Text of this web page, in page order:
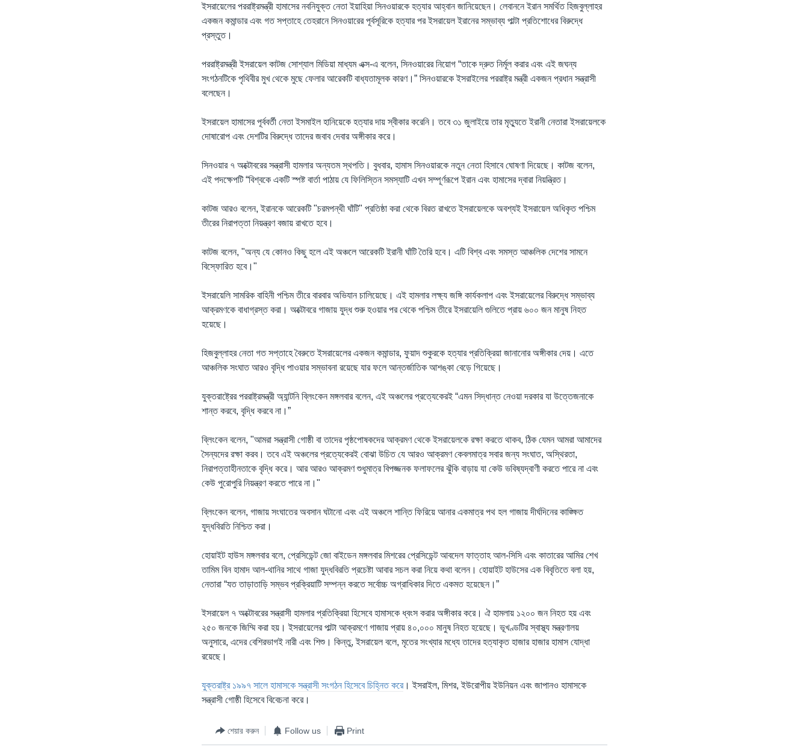
ইসরায়েলের পররাষ্ট্রমন্ত্রী হামাসের নবনিযুক্ত নেতা ইয়াহিয়া সিনওয়ারকে হত্যার আহ্বান জানিয়েছেন। লেবাননে ইরান সমর্থিত হিজবুল্লাহর
একজন কমান্ডার এবং গত সপ্তাহে তেহরানে সিনওয়ারের পূর্বসূরিকে হত্যার পর ইসরায়েল ইরানের সম্ভাব্য পাল্টা প্রতিশোধের বিরুদ্ধে
প্রস্তুত।
পররাষ্ট্রমন্ত্রী ইসরায়েল কাটজ সোশ্যাল মিডিয়া মাধ্যম এক্স-এ বলেন, সিনওয়ারের নিয়োগ “তাকে দ্রুত নির্মূল করার এবং এই জঘন্য
সংগঠনটিকে পৃথিবীর মুখ থেকে মুছে ফেলার আরেকটি বাধ্যতামূলক কারণ।” সিনওয়ারকে ইসরাইলের পররাষ্ট্র মন্ত্রী একজন প্রধান সন্ত্রাসী
বলেছেন।
ইসরায়েল হামাসের পূর্ববর্তী নেতা ইসমাইল হানিয়েকে হত্যার দায় স্বীকার করেনি। তবে ৩১ জুলাইয়ে তার মৃত্যুতে ইরানী নেতারা ইসরায়েলকে
দোষারোপ এবং দেশটির বিরুদ্ধে তাদের জবাব দেবার অঙ্গীকার করে।
সিনওয়ার ৭ অক্টোবরের সন্ত্রাসী হামলার অন্যতম স্থপতি। বুধবার, হামাস সিনওয়ারকে নতুন নেতা হিসাবে ঘোষণা দিয়েছে। কাটজ বলেন,
এই পদক্ষেপটি “বিশ্বকে একটি স্পষ্ট বার্তা পাঠায় যে ফিলিস্তিন সমস্যাটি এখন সম্পূর্ণরূপে ইরান এবং হামাসের দ্বারা নিয়ন্ত্রিত।
কাটজ আরও বলেন, ইরানকে আরেকটি "চরমপন্থী ঘাঁটি" প্রতিষ্ঠা করা থেকে বিরত রাখতে ইসরায়েলকে অবশ্যই ইসরায়েল অধিকৃত পশ্চিম
তীরের নিরাপত্তা নিয়ন্ত্রণ বজায় রাখতে হবে।
কাটজ বলেন, "অন্য যে কোনও কিছু হলে এই অঞ্চলে আরেকটি ইরানী ঘাঁটি তৈরি হবে। এটি বিশ্ব এবং সমস্ত আঞ্চলিক দেশের সামনে
বিস্ফোরিত হবে।"
ইসরায়েলি সামরিক বাহিনী পশ্চিম তীরে বারবার অভিযান চালিয়েছে। এই হামলার লক্ষ্য জঙ্গি কার্যকলাপ এবং ইসরায়েলের বিরুদ্ধে সম্ভাব্য
আক্রমণকে বাধাগ্রস্ত করা। অক্টোবরে গাজায় যুদ্ধ শুরু হওয়ার পর থেকে পশ্চিম তীরে ইসরায়েলি গুলিতে প্রায় ৬০০ জন মানুষ নিহত
হয়েছে।
হিজবুল্লাহর নেতা গত সপ্তাহে বৈরুতে ইসরায়েলের একজন কমান্ডার, ফুয়াদ শুকুরকে হত্যার প্রতিক্রিয়া জানানোর অঙ্গীকার দেয়। এতে
আঞ্চলিক সংঘাত আরও বৃদ্ধি পাওয়ার সম্ভাবনা রয়েছে যার ফলে আন্তর্জাতিক আশঙ্কা বেড়ে গিয়েছে।
যুক্তরাষ্ট্রের পররাষ্ট্রমন্ত্রী অ্যান্টনি ব্লিংকেন মঙ্গলবার বলেন, এই অঞ্চলের প্রত্যেকেরই “এমন সিদ্ধান্ত নেওয়া দরকার যা উত্তেজনাকে
শান্ত করবে, বৃদ্ধি করবে না।”
ব্লিংকেন বলেন, "আমরা সন্ত্রাসী গোষ্ঠী বা তাদের পৃষ্ঠপোষকদের আক্রমণ থেকে ইসরায়েলকে রক্ষা করতে থাকব, ঠিক যেমন আমরা আমাদের
সৈন্যদের রক্ষা করব। তবে এই অঞ্চলের প্রত্যেকেরই বোঝা উচিত যে আরও আক্রমণ কেবলমাত্র সবার জন্য সংঘাত, অস্থিরতা,
নিরাপত্তাহীনতাকে বৃদ্ধি করে। আর আরও আক্রমণ শুধুমাত্র বিপজ্জনক ফলাফলের ঝুঁকি বাড়ায় যা কেউ ভবিষ্যদ্বাণী করতে পারে না এবং
কেউ পুরোপুরি নিয়ন্ত্রণ করতে পারে না।"
ব্লিংকেন বলেন, গাজায় সংঘাতের অবসান ঘটানো এবং এই অঞ্চলে শান্তি ফিরিয়ে আনার একমাত্র পথ হল গাজায় দীর্ঘদিনের কাঙ্ক্ষিত
যুদ্ধবিরতি নিশ্চিত করা।
হোয়াইট হাউস মঙ্গলবার বলে, প্রেসিডেন্ট জো বাইডেন মঙ্গলবার মিশরের প্রেসিডেন্ট আবদেল ফাত্তাহ আল-সিসি এবং কাতারের আমির শেখ
তামিম বিন হামাদ আল-থানির সাথে গাজা যুদ্ধবিরতি প্রচেষ্টা আবার সচল করা নিয়ে কথা বলেন। হোয়াইট হাউসের এক বিবৃতিতে বলা হয়,
নেতারা “যত তাড়াতাড়ি সম্ভব প্রক্রিয়াটি সম্পন্ন করতে সর্বোচ্চ অগ্রাধিকার দিতে একমত হয়েছেন।”
ইসরায়েল ৭ অক্টোবরের সন্ত্রাসী হামলার প্রতিক্রিয়া হিসেবে হামাসকে ধ্বংস করার অঙ্গীকার করে। ঐ হামলায় ১২০০ জন নিহত হয় এবং
২৫০ জনকে জিম্মি করা হয়। ইসরায়েলের পাল্টা আক্রমণে গাজায় প্রায় ৪০,০০০ মানুষ নিহত হয়েছে। ভূখণ্ডটির স্বাস্থ্য মন্ত্রণালয়
অনুসারে, এদের বেশিরভাগই নারী এবং শিশু। কিন্তু, ইসরায়েল বলে, মৃতের সংখ্যার মধ্যে তাদের হত্যাকৃত হাজার হাজার হামাস যোদ্ধা
রয়েছে।
যুক্তরাষ্ট্র ১৯৯৭ সালে হামাসকে সন্ত্রাসী সংগঠন হিসেবে চিহ্নিত করে। ইসরাইল, মিশর, ইউরোপীয় ইউনিয়ন এবং জাপানও হামাসকে
সন্ত্রাসী গোষ্ঠী হিসেবে বিবেচনা করে।
শেয়ার করুন Follow us Print